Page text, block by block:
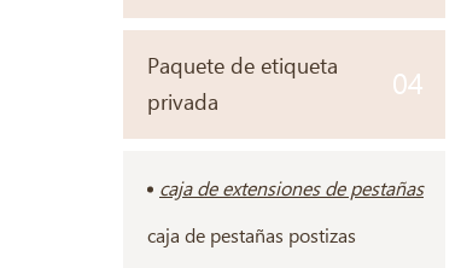
Paquete de etiqueta
privada
04
caja de extensiones de pestañas
caja de pestañas postizas